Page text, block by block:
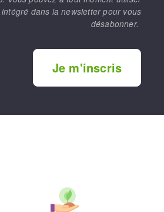
dans la newsletter pour vous
désabonner.
Je m'inscris